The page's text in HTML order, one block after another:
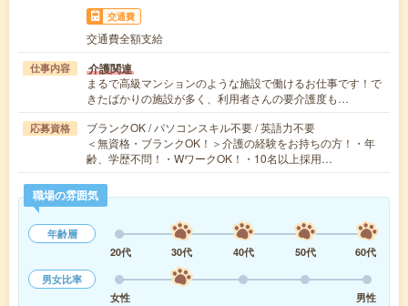
交通費
交通費全額支給
仕事内容 介護関連
まるで高級マンションのような施設で働けるお仕事です！で
きたばかりの施設が多く、利用者さんの要介護度も…
応募資格
ブランクOK / パソコンスキル不要 / 英語力不要
＜無資格・ブランクOK！＞介護の経験をお持ちの方！・年
齢、学歴不問！・WワークOK！・10名以上採用…
職場の雰囲気
年齢層
20代
30代 40代 50代
60代
男女比率
女性
男性